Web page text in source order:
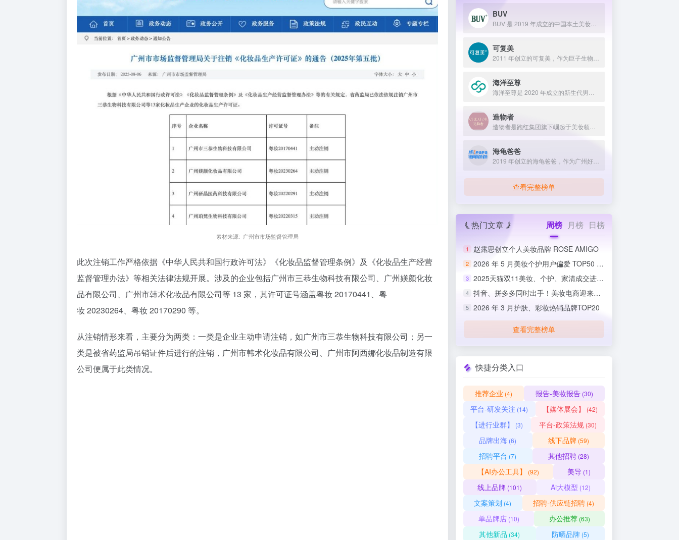
素材来源: 广州市市场监督管理局
此次注销工作严格依据《中华人民共和国行政许可法》《化妆品监督管理条例》及《化妆品生产经营
监督管理办法》等相关法律法规开展。涉及的企业包括广州市三恭生物科技有限公司、广州媄颜化妆
品有限公司、广州市韩术化妆品有限公司等 13 家，其许可证号涵盖粤妆 20170441、粤
妆 20230264、粤妆 20170290 等。
从注销情形来看，主要分为两类：一类是企业主动申请注销 ，如广州市三恭生物科技有限公司；另一
类是被省药监局吊销证件后进行的注销 ，广州市韩术化妆品有限公司、广州市阿西娜化妆品制造有限
公司便属于此类情况。
BUV
可复美
海洋至尊
造物者
海龟爸爸
查看完整榜单
热门文章 周榜 月榜 日榜
1 赵露思创立个人美妆品牌 ROSE AMIGO
2 2026 年 5 月美妆个护用户偏爱 TOP50 榜单出炉
3 2025天猫双11美妆、个护、家清成交进度排行榜
4 抖音、拼多多同时出手！美妆电商迎来史上最严整治
5 2026 年 3 月护肤、彩妆热销品牌TOP20
查看完整榜单
快捷分类入口
推荐企业 (4) 报告-美妆报告 (30)
平台-研发关注 (14) 【媒体展会】 (42)
【进行业群】 (3) 平台-政策法规 (30)
品牌出海 (6) 线下品牌(59)
招聘平台 (7) 其他招聘(28)
【AI办公工具】 (92) 美导 (1)
线上品牌 (101) Ai大模型 (12)
文案策划 (4) 招聘-供应链招聘(4)
单品牌店(10) 办公推荐(63)
其他新品 (34) 防晒品牌(5)